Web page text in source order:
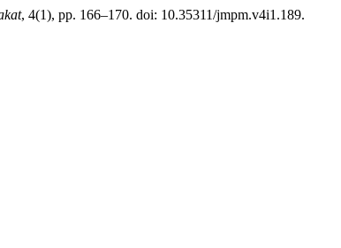
, 4(1), pp. 166–170. doi: 10.35311/jmpm.v4i1.189.